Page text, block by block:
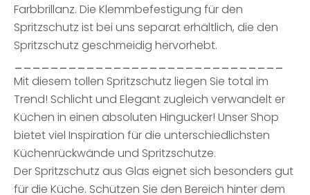
Farbbrillanz. Die Klemmbefestigung für den
Spritzschutz ist bei uns separat erhältlich, die den
Spritzschutz geschmeidig hervorhebt.
Mit diesem tollen Spritzschutz liegen Sie total im
Trend! Schlicht und Elegant zugleich verwandelt er
Küchen in einen absoluten Hingucker! Unser Shop
bietet viel Inspiration für die unterschiedlichsten
Küchenrückwände und Spritzschutze.
Der Spritzschutz aus Glas eignet sich besonders gut
für die Küche. Schützen Sie den Bereich hinter dem